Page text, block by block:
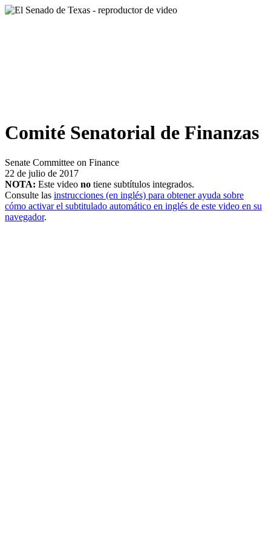
Comité Senatorial de Finanzas
Senate Committee on Finance
22 de julio de 2017
NOTA: Este video no tiene subtítulos integrados.
Consulte las instrucciones (en inglés) para obtener ayuda sobre
cómo activar el subtitulado automático en inglés de este video en su
navegador.